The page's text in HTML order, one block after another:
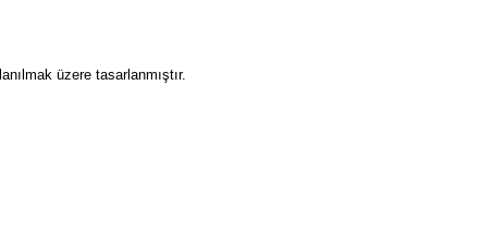
üzere tasarlanmıştır.